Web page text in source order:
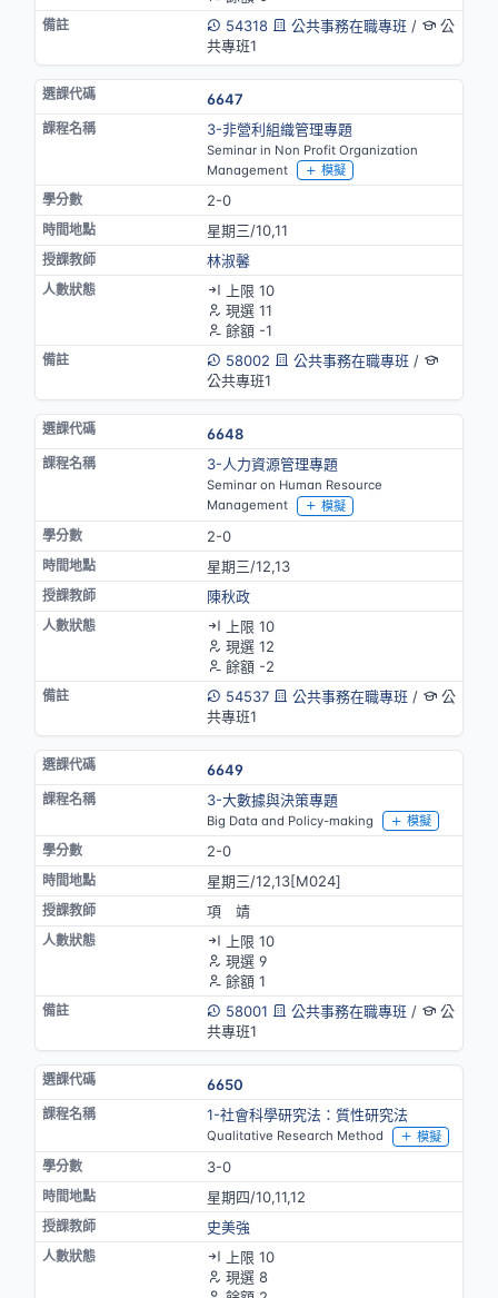
54318
公共事務在職專班/
公
共專班1
6647
3-非營利組織管理專題
Seminar in Non Profit Organization
Management
模擬
2-0
星期三/10,11
林淑馨
上限 10
現選 11
餘額 -1
58002
公共事務在職專班/
公共專班1
6648
3-人力資源管理專題
Seminar on Human Resource
Management
模擬
2-0
星期三/12,13
陳秋政
上限 10
現選 12
餘額 -2
54537
公共事務在職專班/
公
共專班1
6649
3-大數據與決策專題
Big Data and Policy-making 模擬
2-0
星期三/12,13[M024]
項 靖
上限 10
現選 9
餘額 1
58001
公共事務在職專班/
公
共專班1
6650
1-社會科學研究法：質性研究法
Qualitative Research Method 模擬
3-0
星期四/10,11,12
史美強
上限 10
現選 8